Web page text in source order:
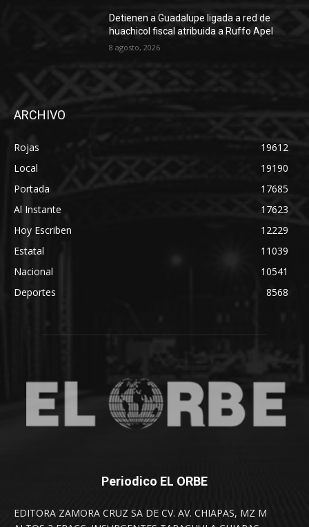
Detienen a Guadalupe ligada a red de
huachicol fiscal atribuida a Ruffo Apel
8 agosto, 2026
ARCHIVO
Rojas
19612
Local
19190
Portada
17685
Al Instante
17623
Hoy Escriben
12229
Estatal
11039
Nacional
10541
Deportes
8568
Periodico EL ORBE
EDITORA ZAMORA CRUZ SA DE CV. AV. CHIAPAS, MZ M